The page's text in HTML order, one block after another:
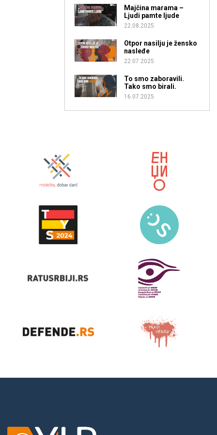
Majčina marama –
Ljudi pamte ljude
22.08.2025
Otpor nasilju je žensko
nasleđe
22.07.2025
To smo zaboravili.
Tako smo birali.
16.07.2025